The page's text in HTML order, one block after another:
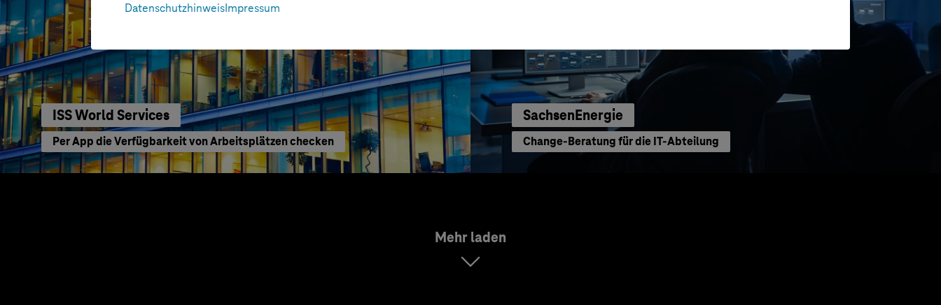
DatenschutzhinweisImpressum
ISS World Services
Per App die Verfügbarkeit von Arbeitsplätzen checken
SachsenEnergie
Change-Beratung für die IT-Abteilung
Mehr laden